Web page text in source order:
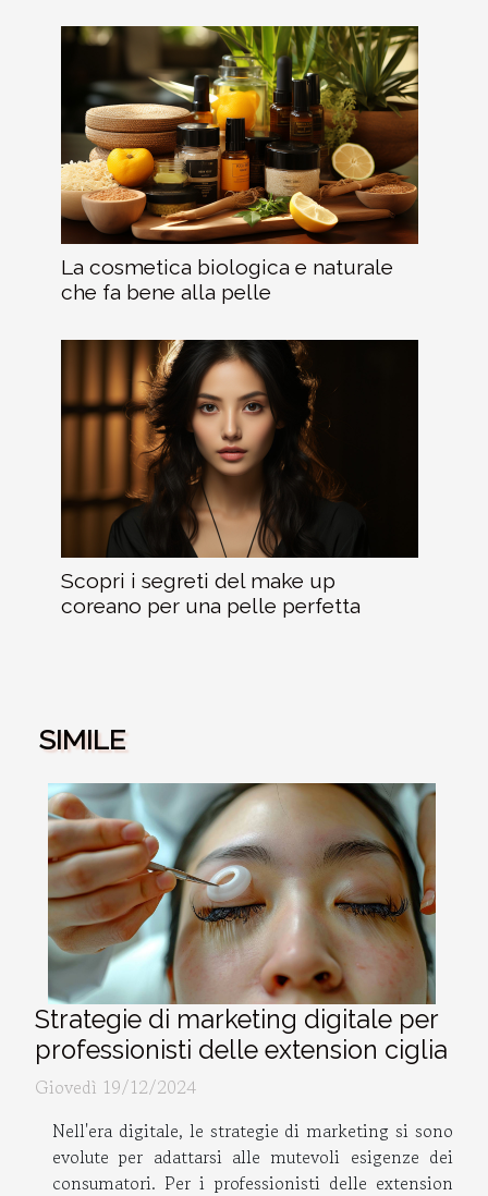
La cosmetica biologica e naturale
che fa bene alla pelle
Scopri i segreti del make up
coreano per una pelle perfetta
SIMILE
Strategie di marketing digitale per
professionisti delle extension ciglia
Giovedì 19/12/2024
Nell'era digitale, le strategie di marketing si sono
evolute per adattarsi alle mutevoli esigenze dei
consumatori. Per i professionisti delle extension